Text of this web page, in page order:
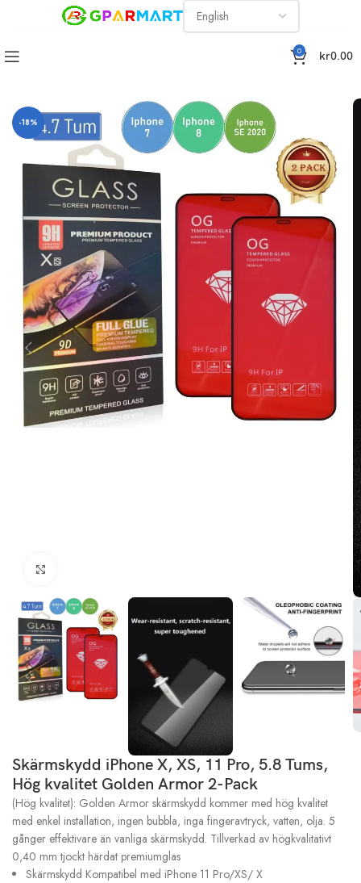
0 kr0.00
-18%
Skärmskydd iPhone X, XS, 11 Pro, 5.8 Tums,
Hög kvalitet Golden Armor 2-Pack
(Hög kvalitet): Golden Armor skärmskydd kommer med hög kvalitet
med enkel installation, ingen bubbla, inga fingeravtryck, vatten, olja. 5
gånger effektivare än vanliga skärmskydd. Tillverkad av högkvalitativt
0,40 mm tjockt härdat premiumglas
Skärmskydd Kompatibel med iPhone 11 Pro/XS/ X